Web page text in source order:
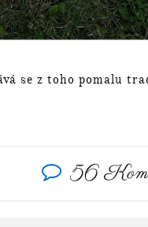
se z toho pomalu
56